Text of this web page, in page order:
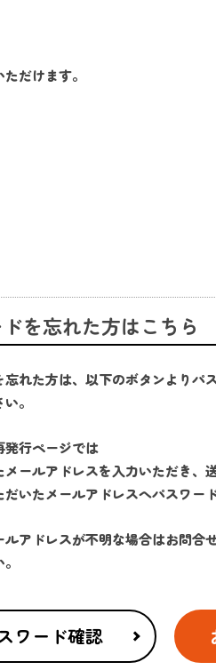
だけます。
を忘れた方はこちら
忘れた方は、以下のボタンよりパ
。
発行ページでは
メールアドレスを入力いただき、
だいたメールアドレスへパスワー
ルアドレスが不明な場合はお問合
ワード確認